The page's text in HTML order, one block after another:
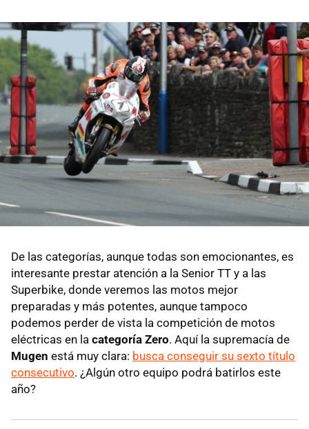
De las categorías, aunque todas son emocionantes, es
interesante prestar atención a la Senior TT y a las
Superbike, donde veremos las motos mejor
preparadas y más potentes, aunque tampoco
podemos perder de vista la competición de motos
eléctricas en la categoría Zero. Aquí la supremacía de
Mugen está muy clara: busca conseguir su sexto título
consecutivo. ¿Algún otro equipo podrá batirlos este
año?